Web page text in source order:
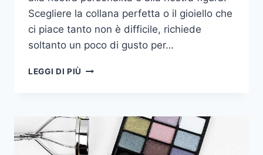
Scegliere la collana perfetta o il gioiello che
ci piace tanto non è difficile, richiede
soltanto un poco di gusto per…
LEGGI DI PIÙ COME